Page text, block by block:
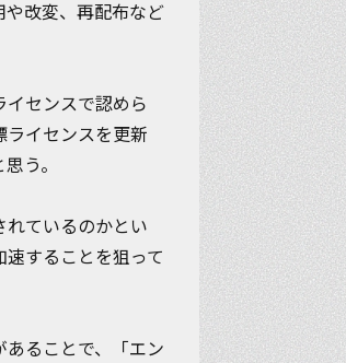
改変、再配布など
センスで認めら
ライセンスを更新
う。
れているのかとい
することを狙って
ることで、「エン